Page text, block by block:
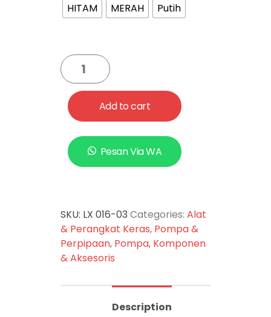
HITAM MERAH Putih
Add to cart
Pesan Via WA
SKU: LX 016-03 Categories: Alat
& Perangkat Keras, Pompa &
Perpipaan, Pompa, Komponen
& Aksesoris
Description